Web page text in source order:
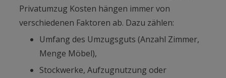
Privatumzug Kosten hängen immer von
verschiedenen Faktoren ab. Dazu zählen:
Umfang des Umzugsguts (Anzahl Zimmer,
Menge Möbel),
Stockwerke, Aufzugnutzung oder